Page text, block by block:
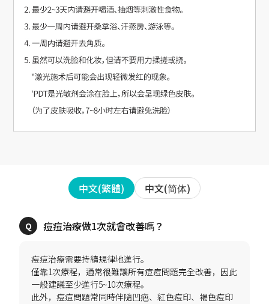
中文(繁體) 中文(简体)
痘痘治療需要持續規律地進行。
僅靠1次療程，通常很難讓所有痘痘問題完全改善，因此
一般建議至少進行5~10次療程。
此外，痘痘問題常同時伴隨凹疤、紅色痘印、褐色痘印